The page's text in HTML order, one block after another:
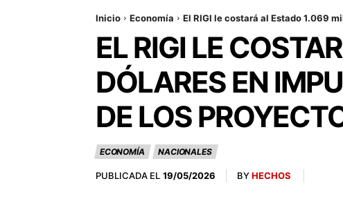
Inicio Economía El RIGI le costará al Estado 1.069
EL RIGI LE
DÓLARES EN
DE LOS
ECONOMÍA NACIONALES
PUBLICADA EL 19/05/2026 BYHECHOS